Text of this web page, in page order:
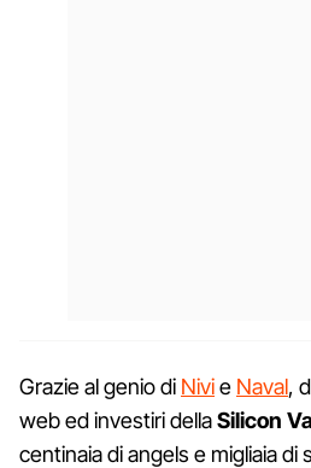
Grazie al genio di Nivie Naval,
web ed investiri dellaSilicon
centinaia di angels e migliaia di